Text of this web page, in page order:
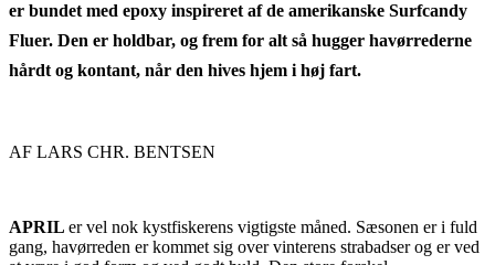
er bundet med epoxy inspireret af de amerikanske Surfcandy
Fluer. Den er holdbar, og frem for alt så hugger havørrederne
hårdt og kontant, når den hives hjem i høj fart.
AF LARS CHR. BENTSEN
APRIL er vel nok kystfiskerens vigtigste måned. Sæsonen er i fuld
gang, havørreden er kommet sig over vinterens strabadser og er ved